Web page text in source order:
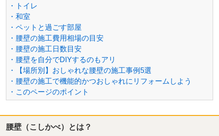
・トイレ
・和室
・ペットと過ごす部屋
・腰壁の施工費用相場の目安
・腰壁の施工日数目安
・腰壁を自分でDIYするのもアリ
・【場所別】おしゃれな腰壁の施工事例5選
・腰壁の施工で機能的かつおしゃれにリフォームしよう
・このページのポイント
腰壁（こしかべ）とは？